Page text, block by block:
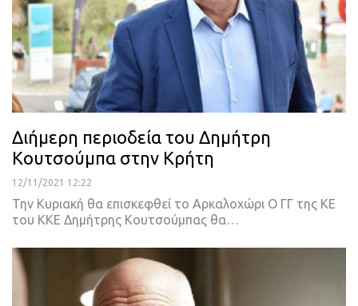
Διήμερη περιοδεία του Δημήτρη
Κουτσούμπα στην Κρήτη
12/11/2021 12:22
Την Κυριακή θα επισκεφθεί το Αρκαλοχώρι Ο ΓΓ της ΚΕ
του ΚΚΕ Δημήτρης Κουτσούμπας θα…